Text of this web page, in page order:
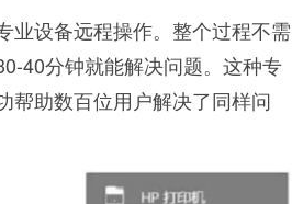
业设备远程操作。整个过程不需
40分钟就能解决问题。这种专
帮助数百位用户解决了同样问